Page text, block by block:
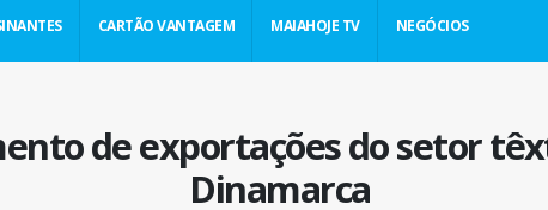
CARTÃO VANTAGEM MAIAHOJE TV NEGÓCIOS
de exportações do setor
Dinamarca